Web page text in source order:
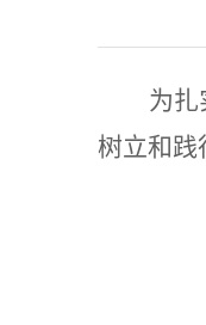
为扎
树立和践